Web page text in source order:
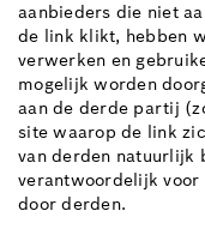
aanbieders die niet
de link klikt, hebben
verwerken en
mogelijk worden
aan de derde partij
site waarop de link
van derden natuurlijk
verantwoordelijk voor
door derden.